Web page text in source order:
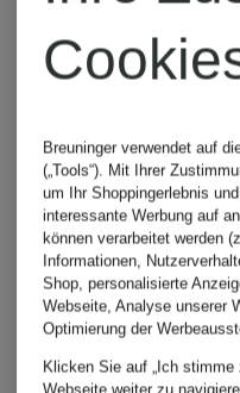
Schuhe
KURT
Breuninger verwendet auf
(„Tools“). Mit Ihrer
um Ihr Shoppingerlebnis
interessante Werbung auf
können verarbeitet werden
Informationen,
Shop, personalisierte
Webseite, Analyse unserer
Optimierung der
Klicken Sie auf „Ich
Webseite weiter zu